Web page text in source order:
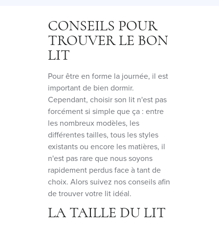
CONSEILS POUR
TROUVER LE BON
LIT
Pour être en forme la journée, il est
important de bien dormir.
Cependant, choisir son lit n'est pas
forcément si simple que ça : entre
les nombreux modèles, les
différentes tailles, tous les styles
existants ou encore les matières, il
n'est pas rare que nous soyons
rapidement perdus face à tant de
choix. Alors suivez nos conseils afin
de trouver votre lit idéal.
LA TAILLE DU LIT